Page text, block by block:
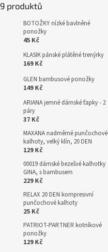
produktů
BOTOŽKY nízké bavlněné
ponožky
45 Kč
KLASIK pánské plátěné trenýrky
169 Kč
GLEN bambusové ponožky
149 Kč
ARIANA jemné dámské ťapky - 2
páry
37 Kč
MAXANA nadměrné punčochové
kalhoty, velký klín, 20 DEN
129 Kč
00019 dámské bezešvé kalhotky
GINA, s bambusem
229 Kč
RELAX 20 DEN kompresivní
punčochové kalhoty
25 Kč
PATRIOT-PARTNER kotníkové
ponožky
129 Kč